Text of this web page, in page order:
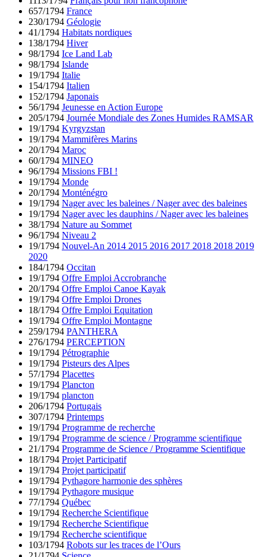
657/1794 France
230/1794 Géologie
41/1794 Habitats nordiques
138/1794 Hiver
98/1794 Ice Land Lab
98/1794 Islande
19/1794 Italie
154/1794 Italien
152/1794 Japonais
56/1794 Jeunesse en Action Europe
205/1794 Journée Mondiale des Zones Humides RAMSAR
19/1794 Kyrgyzstan
19/1794 Mammifères Marins
20/1794 Maroc
60/1794 MINEO
96/1794 Missions FBI !
19/1794 Monde
20/1794 Monténégro
19/1794 Nager avec les baleines / Nager avec des baleines
19/1794 Nager avec les dauphins / Nager avec les baleines
38/1794 Nature au Sommet
96/1794 Niveau 2
19/1794 Nouvel-An 2014 2015 2016 2017 2018 2018 2019
2020
184/1794 Occitan
19/1794 Offre Emploi Accrobranche
20/1794 Offre Emploi Canoe Kayak
19/1794 Offre Emploi Drones
18/1794 Offre Emploi Equitation
19/1794 Offre Emploi Montagne
259/1794 PANTHERA
276/1794 PERCEPTION
19/1794 Pétrographie
19/1794 Pisteurs des Alpes
57/1794 Placettes
19/1794 Plancton
19/1794 plancton
206/1794 Portugais
307/1794 Printemps
19/1794 Programme de recherche
19/1794 Programme de science / Programme scientifique
21/1794 Programme de Science / Programme Scientifique
18/1794 Projet Participatif
19/1794 Projet participatif
19/1794 Pythagore harmonie des sphères
19/1794 Pythagore musique
77/1794 Québec
19/1794 Recherche Scientifique
19/1794 Recherche Scientifique
19/1794 Recherche scientifique
103/1794 Robots sur les traces de l’Ours